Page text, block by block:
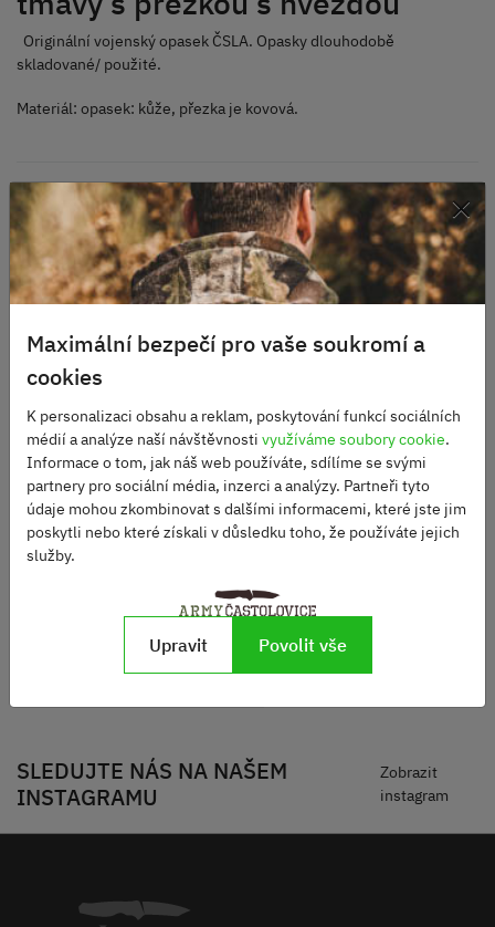
Originální vojenský opasek ČSLA. Opasky dlouhodobě
skladované/ použité.
Materiál: opasek: kůže, přezka je kovová.
Související produkty
Posuvka na opasek AČR
DO KOŠÍKU
Posuvka na opasek BW
ALU použitá
Skladem
40 Kč
DO KOŠÍKU
SLEDUJTE NÁS NA NAŠEM
INSTAGRAMU
Zobrazit
instagram
×
Maximální bezpečí pro vaše soukromí a
cookies
K personalizaci obsahu a reklam, poskytování funkcí sociálních
médií a analýze naší návštěvnosti využíváme soubory cookie.
Informace o tom, jak náš web používáte, sdílíme se svými
partnery pro sociální média, inzerci a analýzy. Partneři tyto
údaje mohou zkombinovat s dalšími informacemi, které jste jim
poskytli nebo které získali v důsledku toho, že používáte jejich
služby.
Upravit Povolit vše